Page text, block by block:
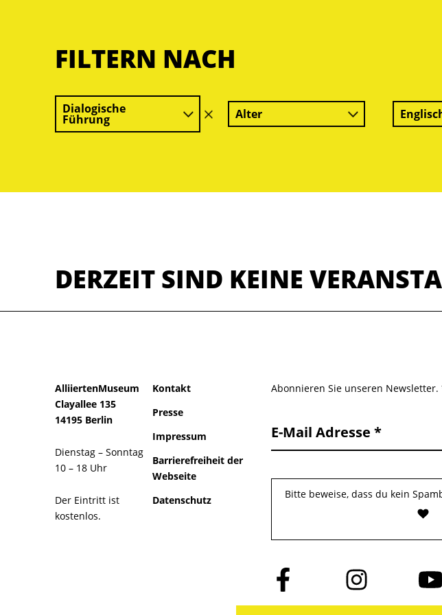
FILTERN NACH
Dialogische
Führung
Filter
löschen
Alter
DERZEIT SIND KEINE
AlliiertenMuseum
Clayallee 135
14195 Berlin
Dienstag – Sonntag
10 – 18 Uhr
Der Eintritt ist
kostenlos.
Kontakt
Presse
Impressum
Barrierefreiheit der
Webseite
Datenschutz
Abonnieren Sie unseren
E-Mail Adresse
Bitte beweise, dass du kein
Folge
uns
auf
Folge
uns
auf
Folge
uns
auf